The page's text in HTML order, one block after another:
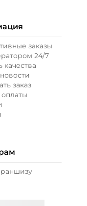
заказы
24/7
качества
заказ